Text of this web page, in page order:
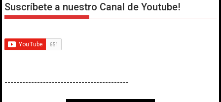
Suscríbete a nuestro Canal de Youtube!
------------------------------------------